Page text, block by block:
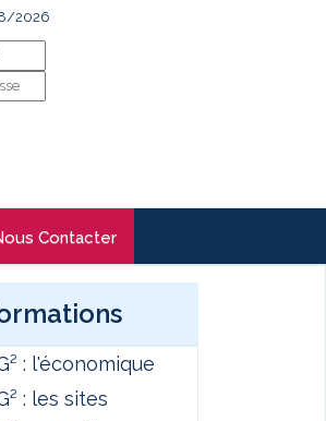
2026
Contacter
: l'économique
: les sites